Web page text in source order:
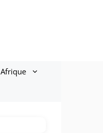
Afrique